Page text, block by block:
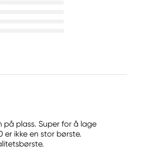
på plass. Super for å lage
er ikke en stor børste.